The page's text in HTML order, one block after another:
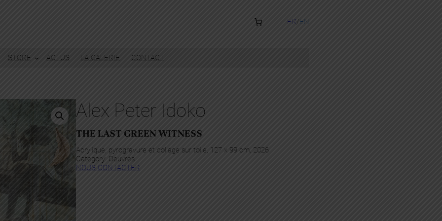
FR EN
STORE ACTUS LA GALERIE CONTACT
Alex Peter Idoko
THE LAST GREEN WITNESS
Acrylique, pyrogravure et collage sur toile, 127 x 99 cm, 2026
Category: Oeuvres
NOUS CONTACTER